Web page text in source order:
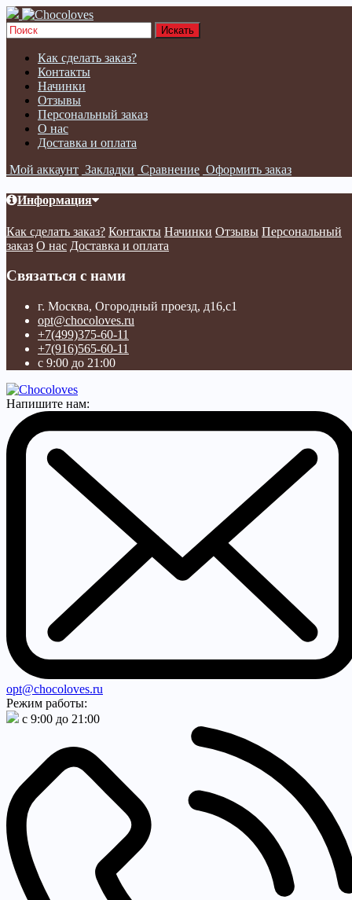
Как сделать заказ?
Контакты
Начинки
Отзывы
Персональный заказ
О нас
Доставка и оплата
Мой аккаунт Закладки Сравнение Оформить заказ
Информация
Как сделать заказ? Контакты Начинки Отзывы Персональный
заказ О нас Доставка и оплата
Связаться с нами
г. Москва, Огородный проезд, д16,с1
opt@chocoloves.ru
+7(499)375-60-11
+7(916)565-60-11
с 9:00 до 21:00
Напишите нам:
opt@chocoloves.ru
Режим работы:
с 9:00 до 21:00